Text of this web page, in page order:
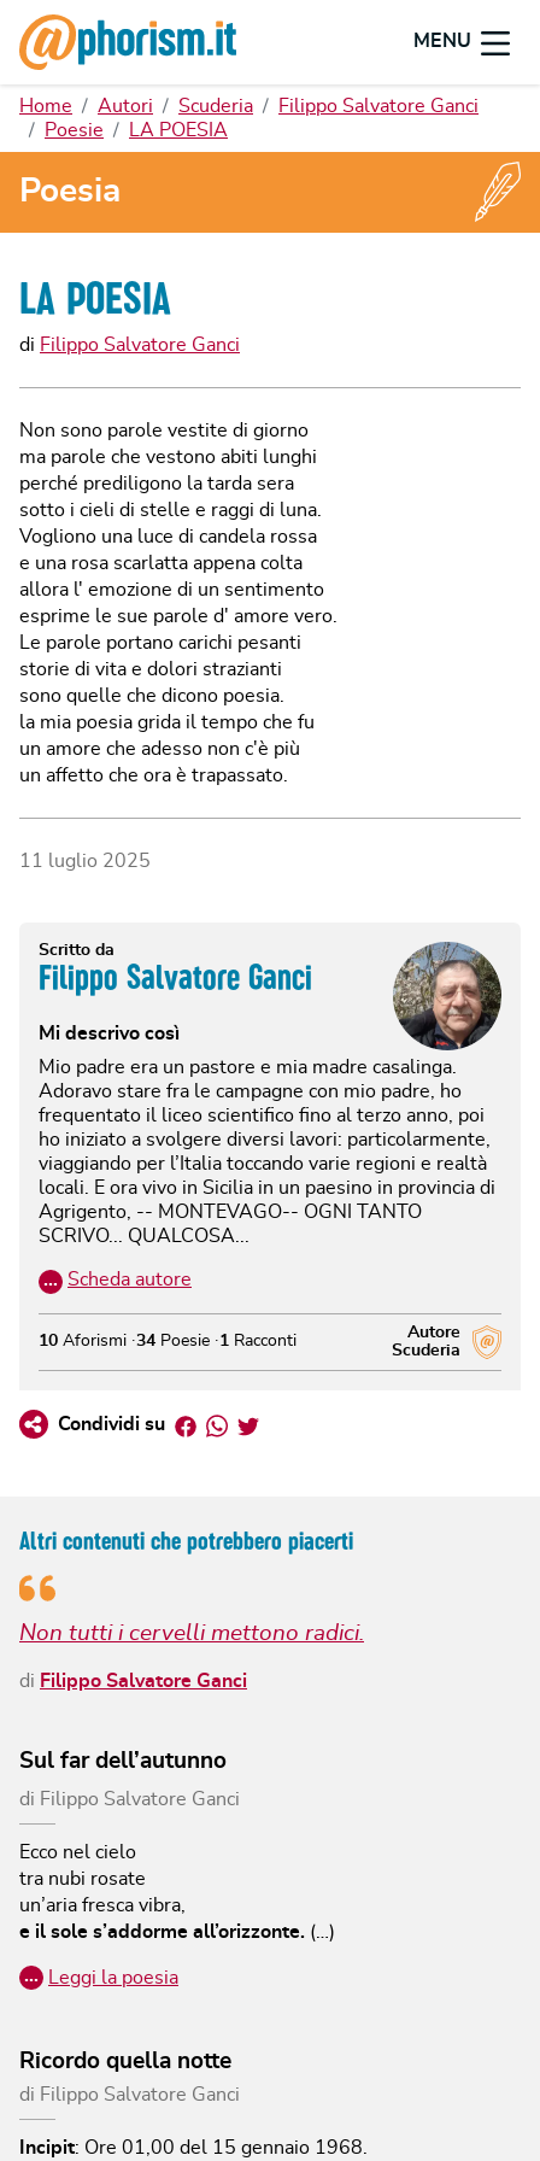
MENU
Home Autori Scuderia
Filippo Salvatore Ganci
Poesie
LA POESIA
Poesia
LA POESIA
di Filippo Salvatore Ganci
Non sono parole vestite di giorno
ma parole che vestono abiti lunghi
perché prediligono la tarda sera
sotto i cieli di stelle e raggi di luna.
Vogliono una luce di candela rossa
e una rosa scarlatta appena colta
allora l' emozione di un sentimento
esprime le sue parole d' amore vero.
Le parole portano carichi pesanti
storie di vita e dolori strazianti
sono quelle che dicono poesia.
la mia poesia grida il tempo che fu
un amore che adesso non c'è più
un affetto che ora è trapassato.
11 luglio 2025
Scritto da
Filippo Salvatore Ganci
Mi descrivo così
Mio padre era un pastore e mia madre casalinga.
Adoravo stare fra le campagne con mio padre, ho
frequentato il liceo scientifico fino al terzo anno, poi
ho iniziato a svolgere diversi lavori: particolarmente,
viaggiando per l’Italia toccando varie regioni e realtà
locali. E ora vivo in Sicilia in un paesino in provincia di
Agrigento, -- MONTEVAGO-- OGNI TANTO
SCRIVO... QUALCOSA...
… Scheda autore
Autore
Scuderia
10 Aforismi 34 Poesie 1 Racconti
Condividi su Facebook
Whatsapp
Twitter
Altri contenuti che potrebbero piacerti
Non tutti i cervelli mettono radici.
di Filippo Salvatore Ganci
Sul far dell’autunno
di Filippo Salvatore Ganci
Ecco nel cielo
tra nubi rosate
un’aria fresca vibra,
e il sole s’addorme all’orizzonte. (…)
… Leggi la poesia
Ricordo quella notte
di Filippo Salvatore Ganci
Incipit: Ore 01,00 del 15 gennaio 1968.